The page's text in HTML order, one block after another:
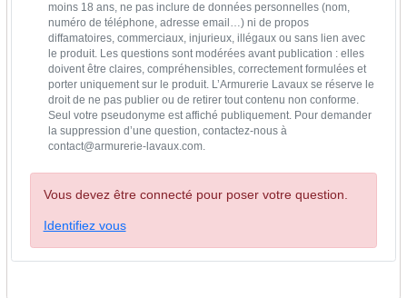
moins 18 ans, ne pas inclure de données personnelles (nom,
numéro de téléphone, adresse email…) ni de propos
diffamatoires, commerciaux, injurieux, illégaux ou sans lien avec
le produit. Les questions sont modérées avant publication : elles
doivent être claires, compréhensibles, correctement formulées et
porter uniquement sur le produit. L’Armurerie Lavaux se réserve le
droit de ne pas publier ou de retirer tout contenu non conforme.
Seul votre pseudonyme est affiché publiquement. Pour demander
la suppression d’une question, contactez-nous à
contact@armurerie-lavaux.com.
Vous devez être connecté pour poser votre question.
Identifiez vous